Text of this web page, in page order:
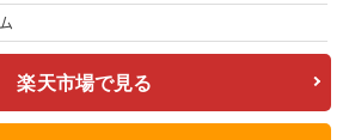
楽天市場で見る